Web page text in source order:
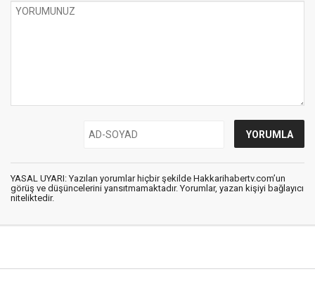
YASAL UYARI: Yazılan yorumlar hiçbir şekilde Hakkarihabertv.com’un
görüş ve düşüncelerini yansıtmamaktadır. Yorumlar, yazan kişiyi bağlayıcı
niteliktedir.